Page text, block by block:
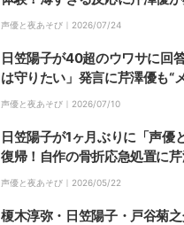
声優と夜あそび｜ 2026/07/24
日笠陽子が40超のウワサに回
は守りたい」発言に芹澤優も“
声優と夜あそび｜ 2026/07/10
日笠陽子が1ヶ月ぶりに「声優
復帰！自作の骨折応急処置に
い」と大爆笑
声優と夜あそび｜ 2026/05/22
榎木淳弥・日笠陽子・戸谷菊之